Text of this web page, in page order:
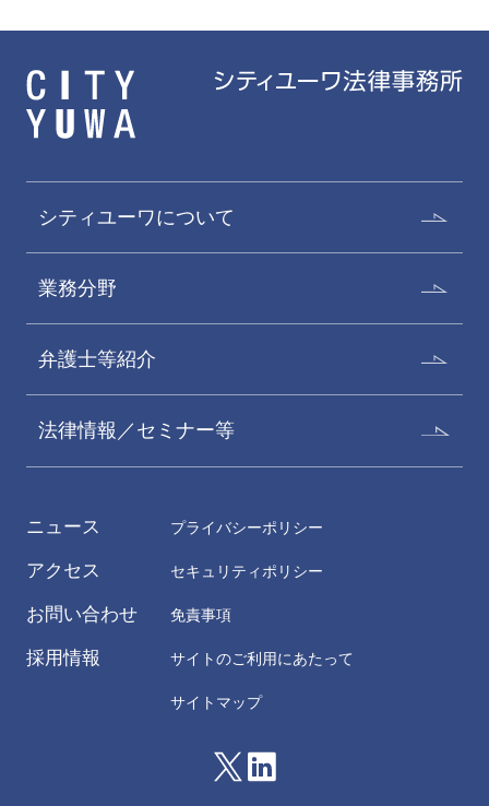
シティユーワについて
業務分野
弁護士等紹介
法律情報／セミナー等
ニュース
アクセス
お問い合わせ
採用情報
プライバシーポリシー
セキュリティポリシー
免責事項
サイトのご利用にあたって
サイトマップ